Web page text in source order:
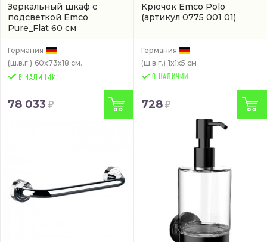
Зеркальный шкаф с
подсветкой Emco
Pure_Flat 60 см
Германия
(ш.в.г.) 60x73x18 см.
78 033
Крючок Emco Polo
(артикул 0775 001 01)
Германия
(ш.в.г.) 1x1x5 см
В НАЛИЧИИ
728